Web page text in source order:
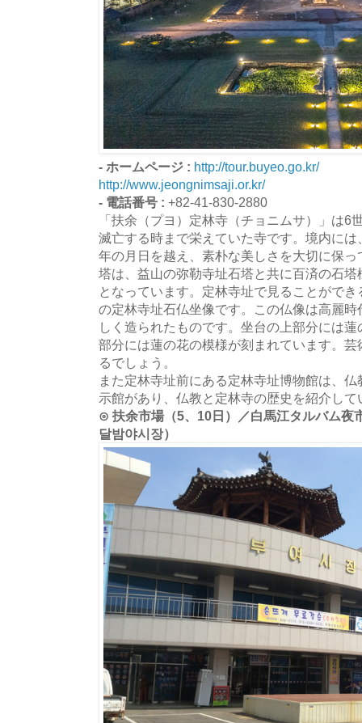
- ホームページ : http://tour.buyeo.go.kr/
http://www.jeongnimsaji.or.kr/
- 電話番号 : +82-41-830-2880
「扶余（プヨ）定林寺（チョニムサ）」は6
滅亡する時まで栄えていた寺です。境内に
年の月日を越え、素朴な美しさを大切に保
塔は、益山の弥勒寺址石塔と共に百済の石
となっています。定林寺址で見ることがで
の定林寺址石仏坐像です。この仏像は高麗
しく造られたものです。坐台の上部分には
部分には蓮の花の模様が刻まれています。
るでしょう。
また定林寺址前にある定林寺址博物館は、
示館があり、仏教と定林寺の歴史を紹介して
⊙ 扶余市場（5、10日）／白馬江タルバム夜
달밤야시장）